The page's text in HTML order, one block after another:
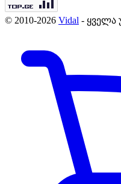
© 2010-2026 Vidal - ყველა